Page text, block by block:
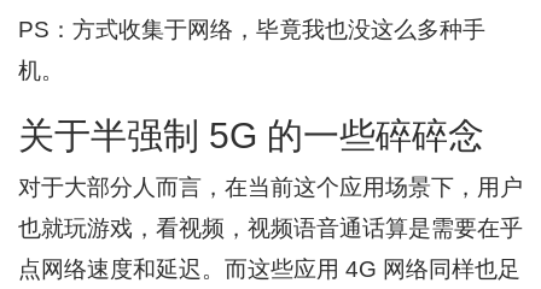
PS：方式收集于网络，毕竟我也没这么多种手
机。
关于半强制 5G 的一些碎碎念
对于大部分人而言，在当前这个应用场景下，用户
也就玩游戏，看视频，视频语音通话算是需要在乎
点网络速度和延迟。而这些应用 4G 网络同样也足